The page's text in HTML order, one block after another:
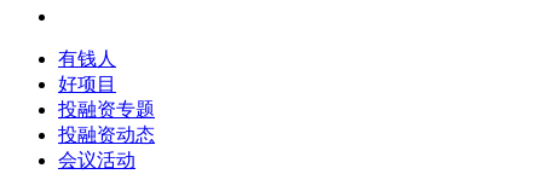
有钱人
好项目
投融资专题
投融资动态
会议活动